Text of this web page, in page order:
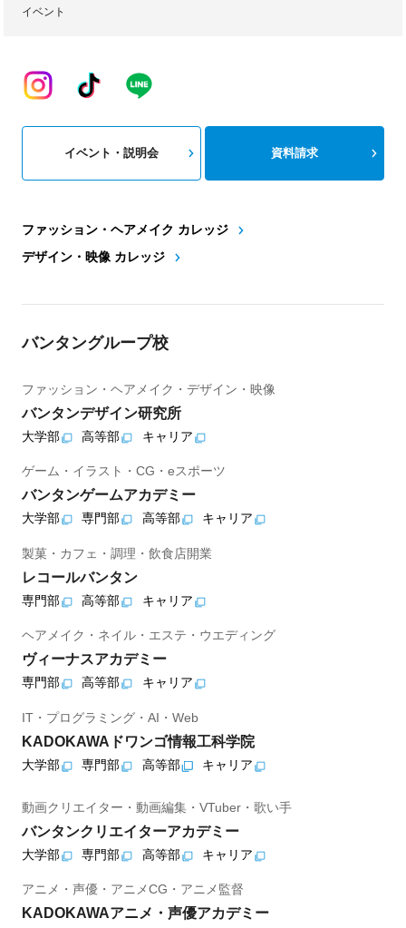
イベント
ファッション・ヘアメイク カレッジ
デザイン・映像 カレッジ
イベント・説明会 資料請求
バンタングループ校
ファッション・ヘアメイク・デザイン・映像
バンタンデザイン研究所
大学部 高等部 キャリア
ゲーム・イラスト・CG・eスポーツ
バンタンゲームアカデミー
大学部 専門部 高等部 キャリア
製菓・カフェ・調理・飲食店開業
レコールバンタン
専門部 高等部 キャリア
ヘアメイク・ネイル・エステ・ウエディング
ヴィーナスアカデミー
専門部 高等部 キャリア
IT・プログラミング・AI・Web
KADOKAWAドワンゴ情報工科学院
大学部 専門部 高等部 キャリア
動画クリエイター・動画編集・VTuber・歌い手
バンタンクリエイターアカデミー
大学部 専門部 高等部 キャリア
アニメ・声優・アニメCG・アニメ監督
KADOKAWAアニメ・声優アカデミー